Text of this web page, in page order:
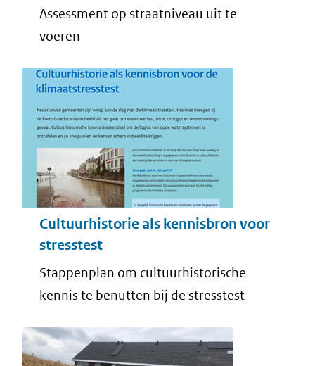
Assessment op straatniveau uit te
voeren
Cultuurhistorie als kennisbron voor
stresstest
Stappenplan om cultuurhistorische
kennis te benutten bij de stresstest